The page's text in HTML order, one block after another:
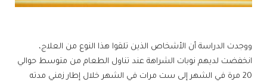
ووجدت الدراسة أن الأشخاص الذين تلقوا هذا النوع من العلاج،
انخفضت لديهم نوبات الشراهة عند تناول الطعام من متوسط ​​حوالي
20 مرة في الشهر إلى ست مرات في الشهر خلال إطار زمني مدته